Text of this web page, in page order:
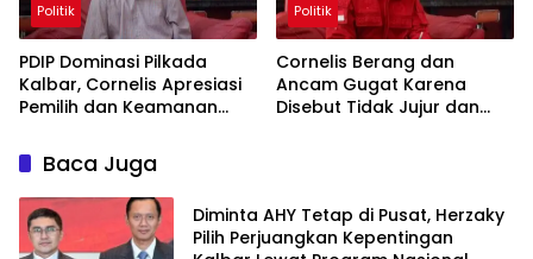
Politik
PDIP Dominasi Pilkada
Kalbar, Cornelis Apresiasi
Pemilih dan Keamanan
Politik
Cornelis Berang dan
Ancam Gugat Karena
Disebut Tidak Jujur dan
Baca Juga
Diminta AHY Tetap di Pusat, Herzaky
Pilih Perjuangkan Kepentingan